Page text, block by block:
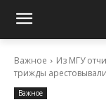
Важное
Из МГУ
трижды
Важное